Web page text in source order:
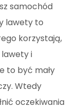
samochód
lawety to
korzystają,
i
to być mały
Wtedy
oczekiwania